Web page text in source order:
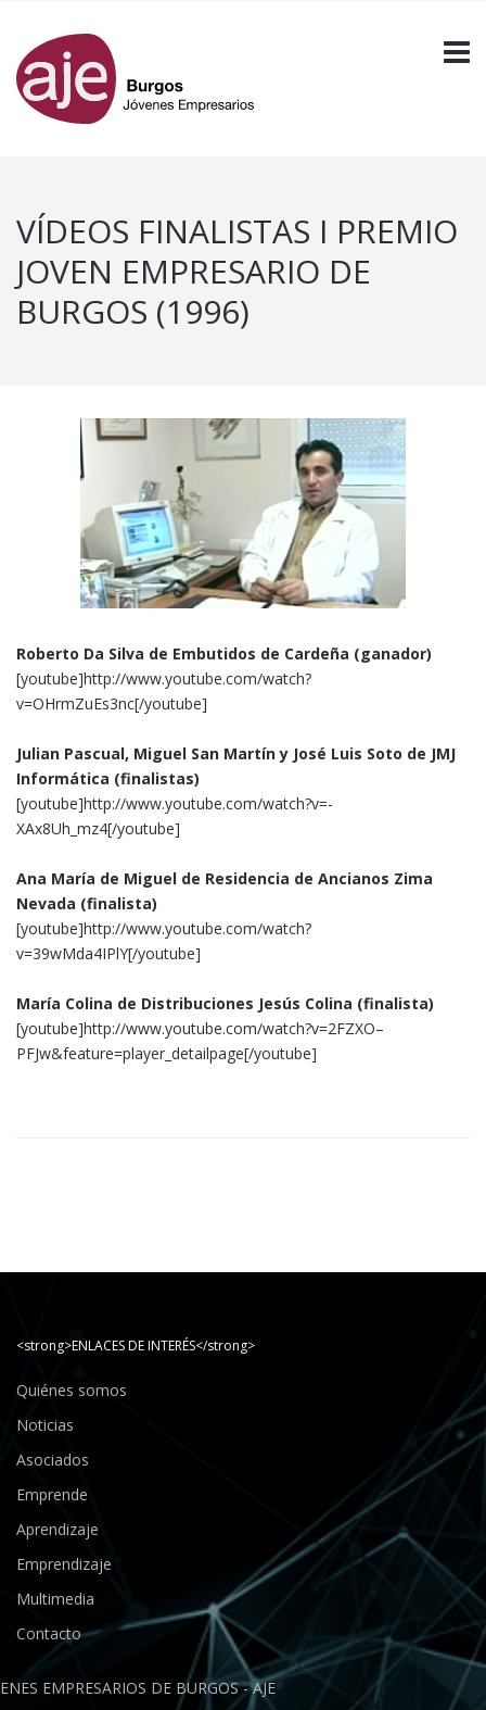
VÍDEOS FINALISTAS I PREMIO
JOVEN EMPRESARIO DE
BURGOS (1996)
Roberto Da Silva de Embutidos de Cardeña (ganador)
[youtube]http://www.youtube.com/watch?
v=OHrmZuEs3nc[/youtube]
Julian Pascual, Miguel San Martín y José Luis Soto de JMJ
Informática (finalistas)
[youtube]http://www.youtube.com/watch?v=-
XAx8Uh_mz4[/youtube]
Ana María de Miguel de Residencia de Ancianos Zima
Nevada (finalista)
[youtube]http://www.youtube.com/watch?
v=39wMda4IPlY[/youtube]
María Colina de Distribuciones Jesús Colina (finalista)
[youtube]http://www.youtube.com/watch?v=2FZXO–
PFJw&feature=player_detailpage[/youtube]
<strong>ENLACES DE INTERÉS</strong>
Quiénes somos
Noticias
Asociados
Emprende
Aprendizaje
Emprendizaje
Multimedia
Contacto
EMPRESARIOS DE BURGOS - AJE